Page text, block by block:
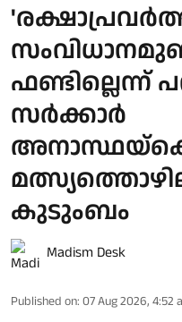
സർക്കാർ
കുടുംബം
Madism Desk
Published on: 07 Aug 2026, 4:52